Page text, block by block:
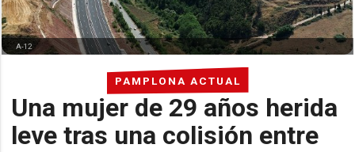
PAMPLONA ACTUAL
Una mujer de 29 años herida
leve tras una colisión entre
A-12